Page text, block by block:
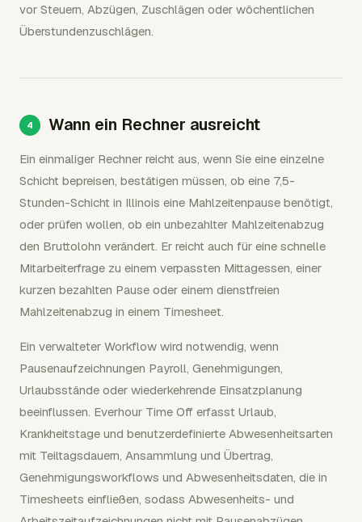
vor Steuern, Abzügen, Zuschlägen oder wöchentlichen
Überstundenzuschlägen.
Wann ein Rechner ausreicht
Ein einmaliger Rechner reicht aus, wenn Sie eine einzelne
Schicht bepreisen, bestätigen müssen, ob eine 7,5-
Stunden-Schicht in Illinois eine Mahlzeitenpause benötigt,
oder prüfen wollen, ob ein unbezahlter Mahlzeitenabzug
den Bruttolohn verändert. Er reicht auch für eine schnelle
Mitarbeiterfrage zu einem verpassten Mittagessen, einer
kurzen bezahlten Pause oder einem dienstfreien
Mahlzeitenabzug in einem Timesheet.
Ein verwalteter Workflow wird notwendig, wenn
Pausenaufzeichnungen Payroll, Genehmigungen,
Urlaubsstände oder wiederkehrende Einsatzplanung
beeinflussen. Everhour Time Off erfasst Urlaub,
Krankheitstage und benutzerdefinierte Abwesenheitsarten
mit Teiltagsdauern, Ansammlung und Übertrag,
Genehmigungsworkflows und Abwesenheitsdaten, die in
Timesheets einfließen, sodass Abwesenheits- und